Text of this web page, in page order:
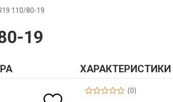
110/80-19
19
ХАРАКТЕРИСТИКИ
(0)